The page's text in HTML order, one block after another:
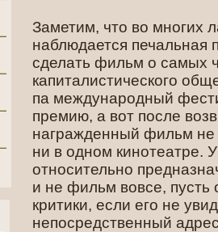
Заметим, что во многих
наблюдается печальная
сделать фильм о самых
капиталистического
па международный
премию, а вот после
награжденный фильм не
ни в одном кинотеатре.
относительно
и не фильм вовсе, пусть
критики, если его не
непосредственный